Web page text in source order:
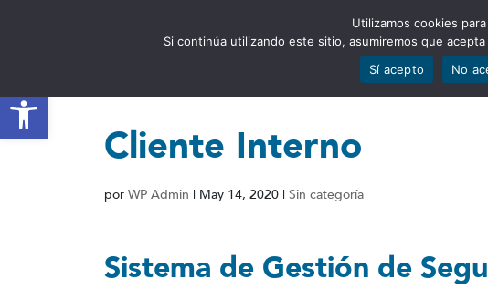
Abrir barra de herramientas
ESTADÍSTICAS
Cliente Interno
por WP Admin | May 14, 2020 | Sin categoría
Sistema de Gestión de
Utilizamos cookies
Si continúa utilizando este sitio, asumiremos que
Sí acepto
No